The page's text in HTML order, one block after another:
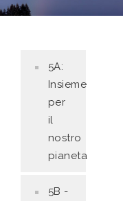
5A:
Insieme
per
il
nostro
pianeta
5B -